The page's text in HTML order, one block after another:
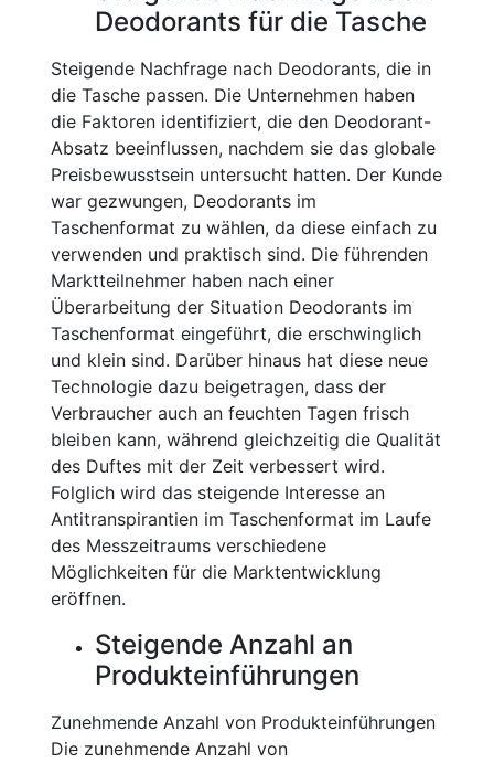
Deodorants für die Tasche
Steigende Nachfrage nach Deodorants, die in
die Tasche passen. Die Unternehmen haben
die Faktoren identifiziert, die den Deodorant-
Absatz beeinflussen, nachdem sie das globale
Preisbewusstsein untersucht hatten. Der Kunde
war gezwungen, Deodorants im
Taschenformat zu wählen, da diese einfach zu
verwenden und praktisch sind. Die führenden
Marktteilnehmer haben nach einer
Überarbeitung der Situation Deodorants im
Taschenformat eingeführt, die erschwinglich
und klein sind. Darüber hinaus hat diese neue
Technologie dazu beigetragen, dass der
Verbraucher auch an feuchten Tagen frisch
bleiben kann, während gleichzeitig die Qualität
des Duftes mit der Zeit verbessert wird.
Folglich wird das steigende Interesse an
Antitranspirantien im Taschenformat im Laufe
des Messzeitraums verschiedene
Möglichkeiten für die Marktentwicklung
eröffnen.
Steigende Anzahl an
Produkteinführungen
Zunehmende Anzahl von Produkteinführungen
Die zunehmende Anzahl von